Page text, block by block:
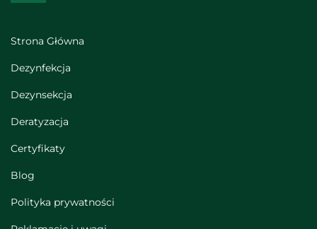
Strona Główna
Dezynfekcja
Dezynsekcja
Deratyzacja
Certyfikaty
Blog
Polityka prywatności